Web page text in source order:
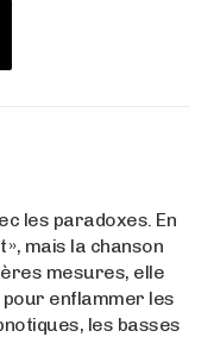
les paradoxes. En
mais la chanson
mesures, elle
pour enflammer les
les basses